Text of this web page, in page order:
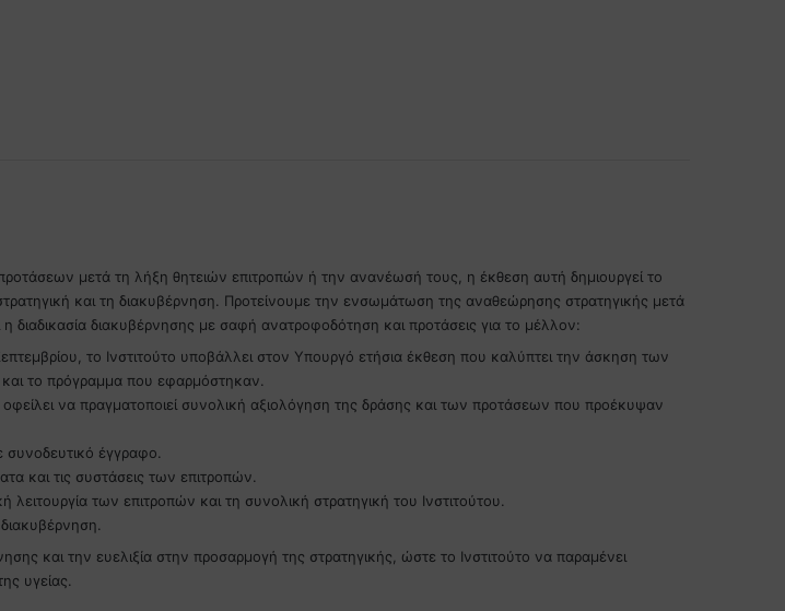
μετά τη λήξη θητειών επιτροπών ή την ανανέωσή τους, η έκθεση αυτή δημιουργεί το
και τη διακυβέρνηση. Προτείνουμε την ενσωμάτωση της αναθεώρησης στρατηγικής μετά
διακυβέρνησης με σαφή ανατροφοδότηση και προτάσεις για το μέλλον:
το Ινστιτούτο υποβάλλει στον Υπουργό ετήσια έκθεση που καλύπτει την άσκηση των
το πρόγραμμα που εφαρμόστηκαν.
να πραγματοποιεί συνολική αξιολόγηση της δράσης και των προτάσεων που προέκυψαν
συνοδευτικό έγγραφο.
και τις συστάσεις των επιτροπών.
λειτουργία των επιτροπών και τη συνολική στρατηγική του Ινστιτούτου.
και την ευελιξία στην προσαρμογή της στρατηγικής, ώστε το Ινστιτούτο να παραμένει
υγείας.